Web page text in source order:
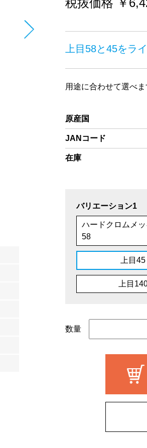
税抜価格 ￥
上目58と45をラ
用途に合わせて選べま
原産国
JANコード
在庫
バリエーション1
ハードクロムメ
58
上目45
上目
数量